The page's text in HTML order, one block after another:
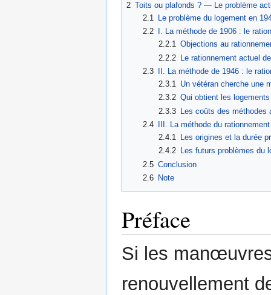
2 Toits ou plafonds ? — Le problème
2.1
Le problème du logement en
2.2
I. La méthode de 1906 : le
2.2.1 Objections au
2.2.2
Le rationnement actuel
2.3
II. La méthode de 1946 : le
2.3.1 Un vétéran cherche une
2.3.2 Qui obtient les
2.3.3
Les coûts des méthodes
2.4
III. La méthode du
2.4.1 Les origines et la durée
2.4.2 Les futurs problèmes du
2.5 Conclusion
2.6
Note
Préface
Si les
renouvellement